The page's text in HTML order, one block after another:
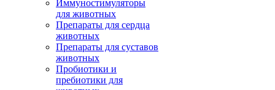
Иммуностимуляторы
для животных
Препараты для сердца
животных
Препараты для суставов
животных
Пробиотики и
пребиотики для